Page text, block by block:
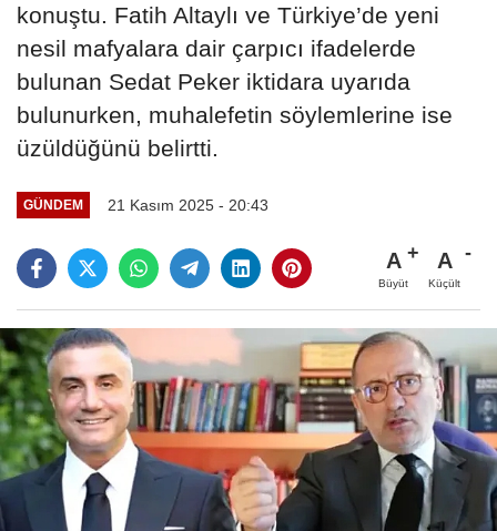
konuştu. Fatih Altaylı ve Türkiye’de yeni
nesil mafyalara dair çarpıcı ifadelerde
bulunan Sedat Peker iktidara uyarıda
bulunurken, muhalefetin söylemlerine ise
üzüldüğünü belirtti.
GÜNDEM 21 Kasım 2025 - 20:43
A
Büyüt
A
Küçült